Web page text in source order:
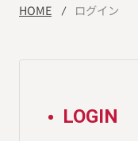
HOME ログイン
LOGIN